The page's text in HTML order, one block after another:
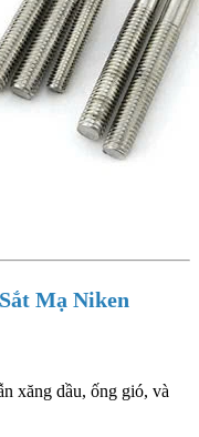
Mạ Niken
xăng dầu, ống gió, và